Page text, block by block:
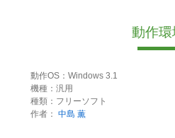
動作環
動作OS：Windows 3.1
機種：汎用
種類：フリーソフト
作者： 中島 薫